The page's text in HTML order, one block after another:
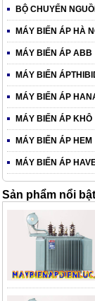
BỘ CHUYỂN
MÁY BIẾN ÁP HÀ
MÁY BIẾN ÁP ABB
MÁY BIẾN
MÁY BIẾN ÁP
MÁY BIẾN ÁP KHÔ
MÁY BIẾN ÁP HEM
MÁY BIẾN ÁP
Sản phẩm nổi bật